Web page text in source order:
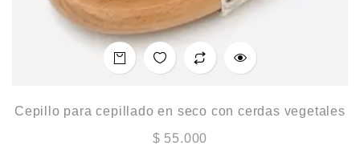
Cepillo para cepillado en seco con cerdas vegetales
$ 55.000